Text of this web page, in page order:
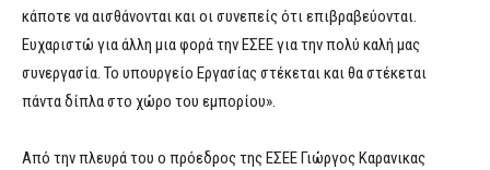
κάποτε να αισθάνονται και οι συνεπείς ότι επιβραβεύονται.
Ευχαριστώ για άλλη μια φορά την ΕΣΕΕ για την πολύ καλή μας
συνεργασία. Το υπουργείο Εργασίας στέκεται και θα στέκεται
πάντα δίπλα στο χώρο του εμπορίου».
Από την πλευρά του ο πρόεδρος της ΕΣΕΕ Γιώργος Καρανικας